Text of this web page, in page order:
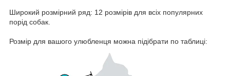
Широкий розмірний ряд: 12 розмірів для всіх популярних
порід собак.
Розмір для вашого улюбленця можна підібрати по таблиці: